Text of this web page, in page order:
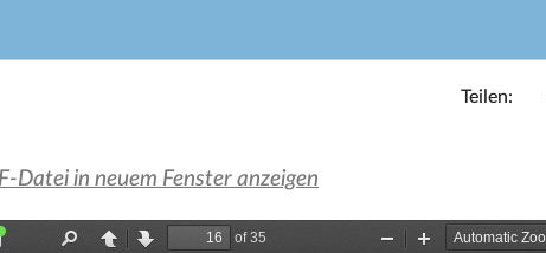
Teilen:
Datei in neuem Fenster anzeigen